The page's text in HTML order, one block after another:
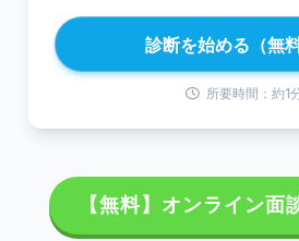
診断を始める（無料
所要時間：約1
【無料】オンライン面